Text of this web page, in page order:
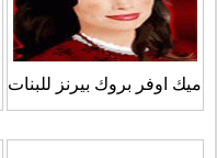
ميك اوفر بروك بيرنز للبنات